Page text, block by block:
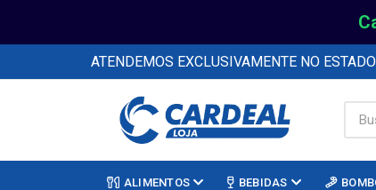
ATENDEMOS EXCLUSIVAMENTE NO
ALIMENTOS BEBIDAS